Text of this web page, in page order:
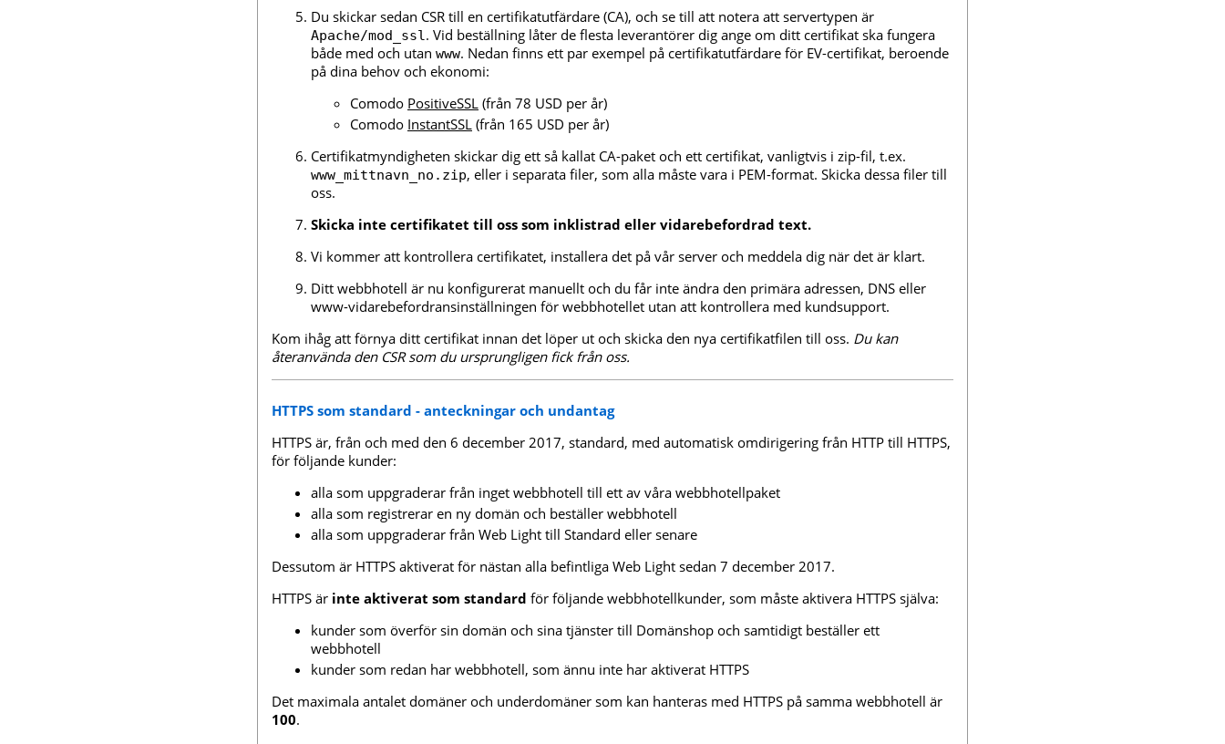
Du skickar sedan CSR till en certifikatutfärdare (CA), och se till att notera att servertypen är
Apache/mod_ssl. Vid beställning låter de flesta leverantörer dig ange om ditt certifikat ska fungera
både med och utan www. Nedan finns ett par exempel på certifikatutfärdare för EV-certifikat, beroende
på dina behov och ekonomi:
Comodo PositiveSSL (från 78 USD per år)
Comodo InstantSSL (från 165 USD per år)
Certifikatmyndigheten skickar dig ett så kallat CA-paket och ett certifikat, vanligtvis i zip-fil, t.ex.
www_mittnavn_no.zip, eller i separata filer, som alla måste vara i PEM-format. Skicka dessa filer till
oss.
Skicka inte certifikatet till oss som inklistrad eller vidarebefordrad text.
Vi kommer att kontrollera certifikatet, installera det på vår server och meddela dig när det är klart.
Ditt webbhotell är nu konfigurerat manuellt och du får inte ändra den primära adressen, DNS eller
www-vidarebefordransinställningen för webbhotellet utan att kontrollera med kundsupport.
Kom ihåg att förnya ditt certifikat innan det löper ut och skicka den nya certifikatfilen till oss. Du kan
återanvända den CSR som du ursprungligen fick från oss.
HTTPS som standard - anteckningar och undantag
HTTPS är, från och med den 6 december 2017, standard, med automatisk omdirigering från HTTP till HTTPS,
för följande kunder:
alla som uppgraderar från inget webbhotell till ett av våra webbhotellpaket
alla som registrerar en ny domän och beställer webbhotell
alla som uppgraderar från Web Light till Standard eller senare
Dessutom är HTTPS aktiverat för nästan alla befintliga Web Light sedan 7 december 2017.
HTTPS är inte aktiverat som standard för följande webbhotellkunder, som måste aktivera HTTPS själva:
kunder som överför sin domän och sina tjänster till Domänshop och samtidigt beställer ett
webbhotell
kunder som redan har webbhotell, som ännu inte har aktiverat HTTPS
Det maximala antalet domäner och underdomäner som kan hanteras med HTTPS på samma webbhotell är
100.